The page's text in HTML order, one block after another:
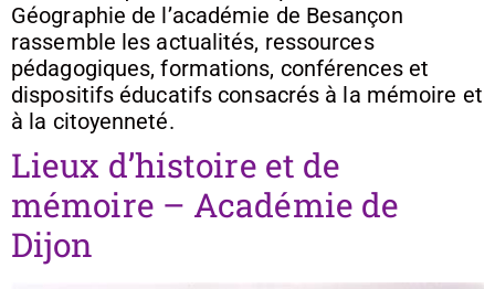
Géographie de l’académie de Besançon
rassemble les actualités, ressources
pédagogiques, formations, conférences et
dispositifs éducatifs consacrés à la mémoire et
à la citoyenneté.
Lieux d’histoire et de
mémoire – Académie de
Dijon